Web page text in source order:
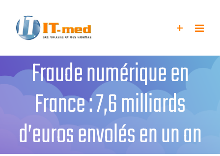
contenu
Fraude numérique en
France : 7,6 milliards
d’euros envolés en un an